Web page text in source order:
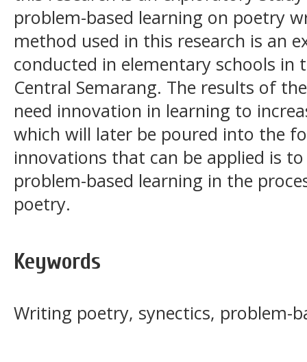
problem-based learning on poetry
method used in this research is an
conducted in elementary schools in
Central Semarang. The results of
need innovation in learning to
which will later be poured into the
innovations that can be applied is
problem-based learning in the
poetry.
Keywords
Writing poetry, synectics, problem-